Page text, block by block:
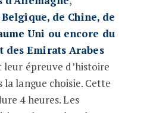
de Chine, de
Uni ou encore du
des Emirats Arabes
épreuve d’histoire
la langue choisie. Cette
4 heures. Les